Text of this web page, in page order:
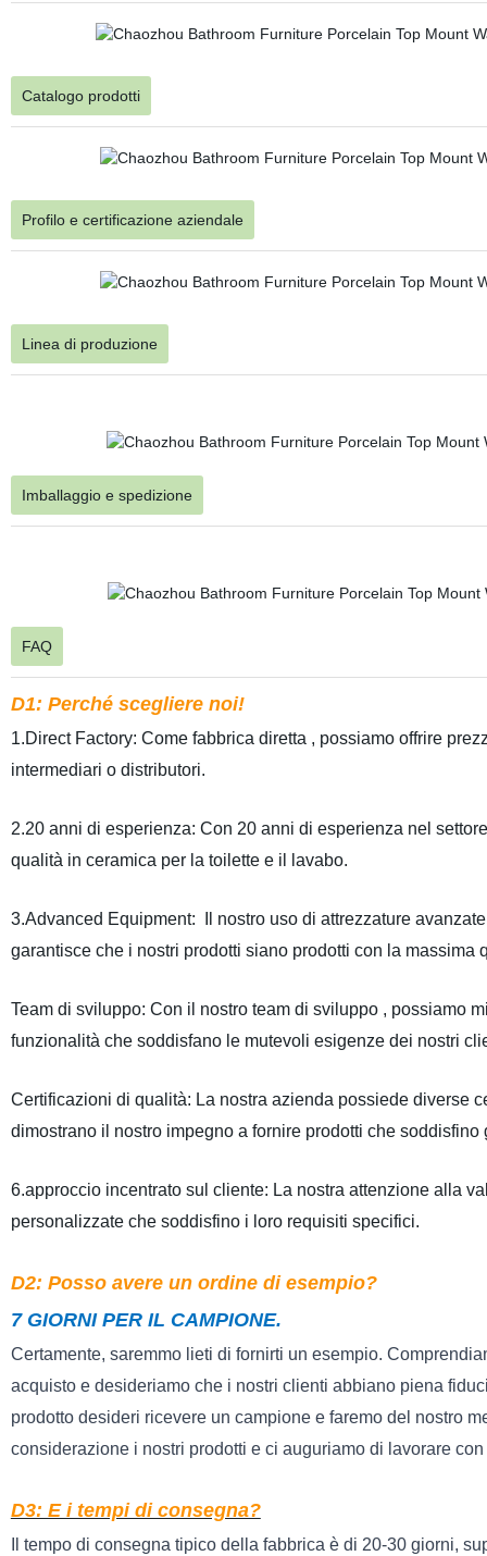
Catalogo prodotti
Profilo e certificazione aziendale
Linea di produzione
Imballaggio e spedizione
FAQ
D1: Perché scegliere noi!
1.Direct Factory: Come fabbrica diretta , possiamo offrire
intermediari o distributori.
2.20anni di esperienza: Con 20 anni di esperienza nel settore
qualità in ceramica per la toilette e il lavabo.
3.Advanced Equipment:
nostro uso di attrezzature
garantisce chei nostri prodotti siano prodotti con la massima
Team di sviluppo: Con il nostro team di sviluppo, possiamo
funzionalità che soddisfanole mutevoli esigenze dei nostri
Certificazioni di qualità: La nostra azienda possiede diverse
dimostranoil nostro impegno a fornire prodotti che
6.approccio incentrato sul cliente: La nostra attenzione alla
personalizzate che soddisfino i loro requisiti specifici.
D2: Posso avere un ordine di esempio?
7 GIORNI PER IL CAMPIONE.
Certamente, saremmo lieti di fornirti un esempio.
acquisto e desideriamo che i nostri clienti abbiano piena
prodotto desideri ricevere un campione e faremo del nostro
considerazione i nostri prodotti e ci auguriamo di lavorare con
D3: E i tempi di consegna?
Il tempo di consegna tipico della fabbrica è di 20-30 giorni,